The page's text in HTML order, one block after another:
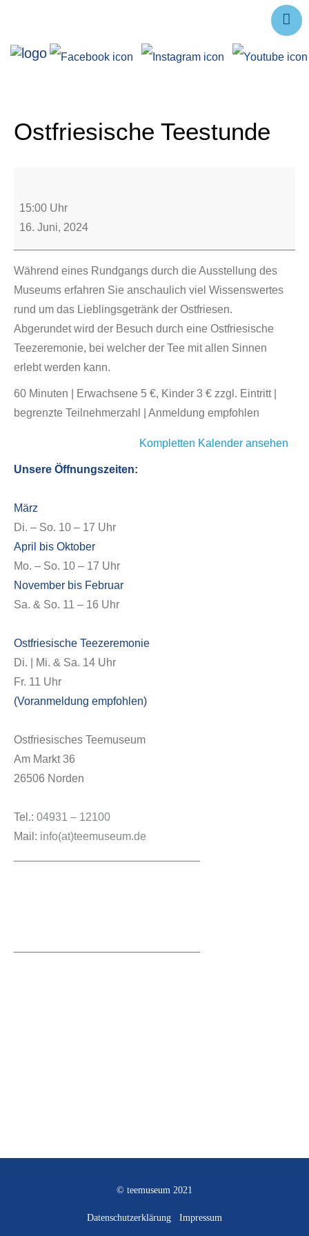
Forschung
Ostfriesische Teestunde
15:00 Uhr
16. Juni, 2024
Während eines Rundgangs durch die Ausstellung des
Museums erfahren Sie anschaulich viel Wissenswertes
rund um das Lieblingsgetränk der Ostfriesen.
Abgerundet wird der Besuch durch eine Ostfriesische
Teezeremonie, bei welcher der Tee mit allen Sinnen
erlebt werden kann.
60 Minuten | Erwachsene 5 €, Kinder 3 € zzgl. Eintritt |
begrenzte Teilnehmerzahl | Anmeldung empfohlen
Kompletten Kalender ansehen
Unsere Öffnungszeiten:
März
Di. – So. 10 – 17 Uhr
April bis Oktober
Mo. – So. 10 – 17 Uhr
November bis Februar
Sa. & So. 11 – 16 Uhr
Ostfriesische Teezeremonie
Di. | Mi. & Sa. 14 Uhr
Fr. 11 Uhr
(Voranmeldung empfohlen)
Ostfriesisches Teemuseum
Am Markt 36
26506 Norden
Tel.: 04931 – 12100
Mail: info(at)teemuseum.de
© teemuseum 2021
Datenschutzerklärung Impressum